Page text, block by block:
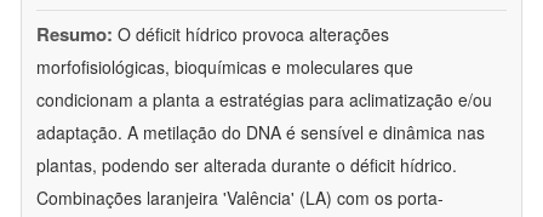
Resumo: O déficit hídrico provoca alterações
morfofisiológicas, bioquímicas e moleculares que
condicionam a planta a estratégias para aclimatização e/ou
adaptação. A metilação do DNA é sensível e dinâmica nas
plantas, podendo ser alterada durante o déficit hídrico.
Combinações laranjeira 'Valência' (LA) com os porta-